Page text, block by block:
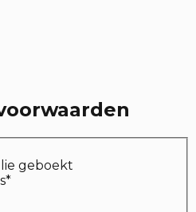
geboekt
*